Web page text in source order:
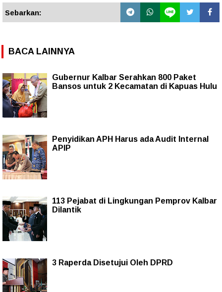
Sebarkan:
BACA LAINNYA
Gubernur Kalbar Serahkan 800 Paket
Bansos untuk 2 Kecamatan di Kapuas Hulu
Penyidikan APH Harus ada Audit Internal
APIP
113 Pejabat di Lingkungan Pemprov Kalbar
Dilantik
3 Raperda Disetujui Oleh DPRD